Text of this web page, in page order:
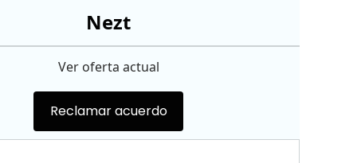
Nezt
Ver oferta actual
Reclamar acuerdo